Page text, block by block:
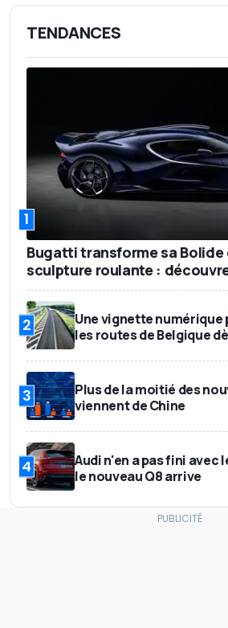
TENDANCES
1
Bugatti transforme sa Bolide
sculpture roulante :
2
Une vignette
les routes de Belgique
3
Plus de la moitié des
viennent de Chine
4
Audi n'en a pas fini avec
le nouveau Q8 arrive